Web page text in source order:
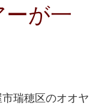
が一
瑞穂区のオオヤ